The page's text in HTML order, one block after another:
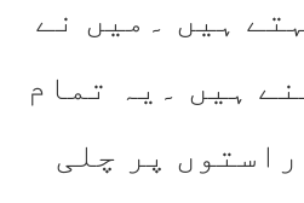
ہیں ۔میں نے
ہیں ۔یہ تمام
پر چلی